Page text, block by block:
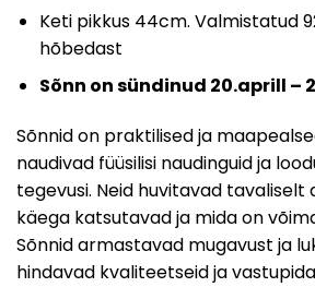
Keti pikkus 44cm. Valmistatud
hõbedast
Sõnn on sündinud 20.aprill –
Sõnnid on praktilised ja
naudivad füüsilisi naudinguid ja
tegevusi. Neid huvitavad tavaliselt
käega katsutavad ja mida on
Sõnnid armastavad mugavust ja
hindavad kvaliteetseid ja